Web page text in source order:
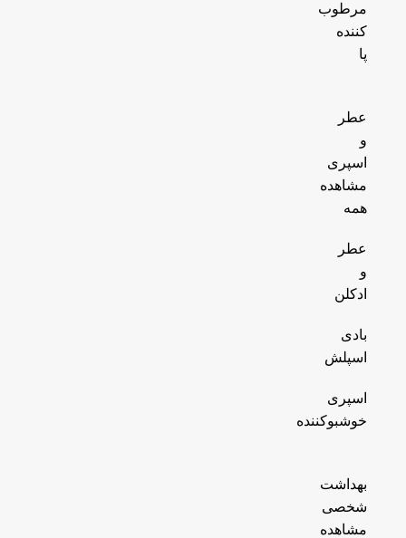
مرطوب
کننده
پا
عطر
و
اسپری
مشاهده
همه
عطر
و
ادکلن
بادی
اسپلش
اسپری
خوشبوکننده
بهداشت
شخصی
مشاهده